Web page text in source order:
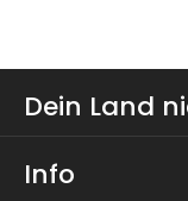
Dein Land
Info